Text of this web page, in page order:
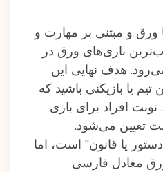
ورق و مبتنی بر مهارت و
بازی‌های ورق در
هدف نهایی این
یا بازیکنی باشید که
نوبت افراد برای بازی
تعیین می‌شود.
یا قانون” است، اما
معادل فارسی